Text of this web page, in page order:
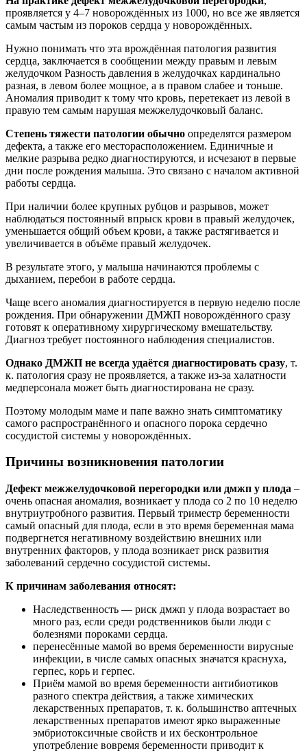
проявляется у 4–7 новорождённых из 1000, но все же является
самым частым из пороков сердца у новорождённых.
Нужно понимать что эта врождённая патология развития
сердца, заключается в сообщении между правым и левым
желудочком Разность давления в желудочках кардинально
разная, в левом более мощное, а в правом слабее и тоньше.
Аномалия приводит к тому что кровь, перетекает из левой в
правую тем самым нарушая межжелудочковый баланс.
Степень тяжести патологии обычно определятся размером
дефекта, а также его месторасположением. Единичные и
мелкие разрыва редко диагностируются, и исчезают в первые
дни после рождения малыша. Это связано с началом активной
работы сердца.
При наличии более крупных рубцов и разрывов, может
наблюдаться постоянный впрыск крови в правый желудочек,
уменьшается общий объем крови, а также растягивается и
увеличивается в объёме правый желудочек.
В результате этого, у малыша начинаются проблемы с
дыханием, перебои в работе сердца.
Чаще всего аномалия диагностируется в первую неделю после
рождения. При обнаружении ДМЖП новорождённого сразу
готовят к оперативному хирургическому вмешательству.
Диагноз требует постоянного наблюдения специалистов.
Однако ДМЖП не всегда удаётся диагностировать сразу, т.
к. патология сразу не проявляется, а также из-за халатности
медперсонала может быть диагностирована не сразу.
Поэтому молодым маме и папе важно знать симптоматику
самого распространённого и опасного порока сердечно
сосудистой системы у новорождённых.
Причины возникновения патологии
Дефект межжелудочковой перегородки или дмжп у плода –
очень опасная аномалия, возникает у плода со 2 по 10 неделю
внутриутробного развития. Первый триместр беременности
самый опасный для плода, если в это время беременная мама
подвергнется негативному воздействию внешних или
внутренних факторов, у плода возникает риск развития
заболеваний сердечно сосудистой системы.
К причинам заболевания относят:
Наследственность — риск дмжп у плода возрастает во
много раз, если среди родственников были люди с
болезнями пороками сердца.
перенесённые мамой во время беременности вирусные
инфекции, в числе самых опасных значатся краснуха,
герпес, корь и герпес.
Приём мамой во время беременности антибиотиков
разного спектра действия, а также химических
лекарственных препаратов, т. к. большинство аптечных
лекарственных препаратов имеют ярко выраженные
эмбриотоксичные свойств и их бесконтрольное
употребление вовремя беременности приводит к